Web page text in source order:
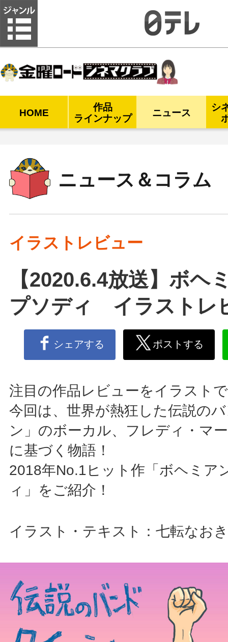
HOME
作品
ラインナップ
ニュース
シ
ニュース＆コラム
イラストレビュー
【2020.6.4放送】ボヘ
プソディ イラストレ
シェアする ポストする
注目の作品レビューをイラスト
今回は、世界が熱狂した伝説の
ン」のボーカル、フレディ・マ
に基づく物語！
2018年No.1ヒット作「ボヘミア
ィ」をご紹介！
イラスト・テキスト：七転なおき